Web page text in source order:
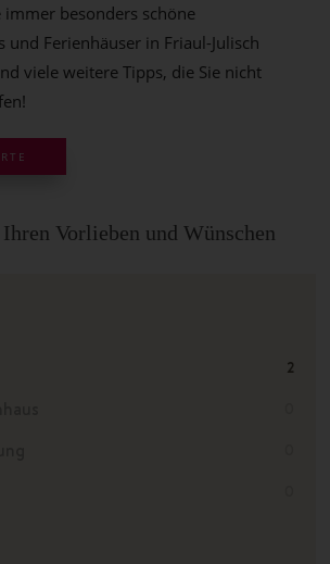
besonders schöne
und Ferienhäuser in Friaul-Julisch
viele weitere Tipps, die Sie nicht
Vorlieben und Wünschen
2